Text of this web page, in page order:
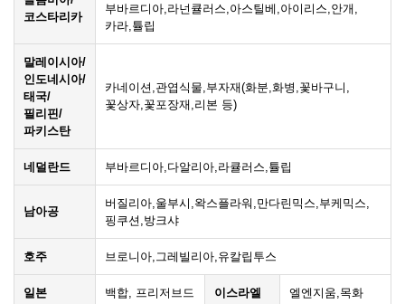
코스타리카
부바르디아,라넌큘러스,아스틸베,아이리스,안개,
카라,튤립
말레이시아/
인도네시아/
태국/
필리핀/
파키스탄
카네이션,관엽식물,부자재(화분,화병,꽃바구니,
꽃상자,꽃포장재,리본 등)
네덜란드 부바르디아,다알리아,라큘러스,튤립
남아공
버질리아,울부시,왁스플라워,만다린믹스,부케믹스,
핑쿠션,방크샤
호주 브로니아,그레빌리아,유칼립투스
일본 백합, 프리저브드 이스라엘 엘엔지움,목화